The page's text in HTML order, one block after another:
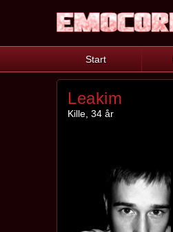
Start
Leakim
Kille, 34 år